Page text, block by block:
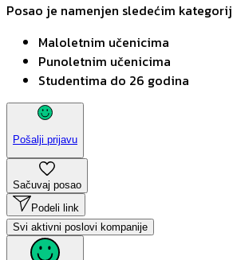
Posao je namenjen sledećim
Maloletnim učenicima
Punoletnim učenicima
Studentima do 26 godina
Pošalji prijavu
Sačuvaj posao
Podeli link
Svi aktivni poslovi kompanije